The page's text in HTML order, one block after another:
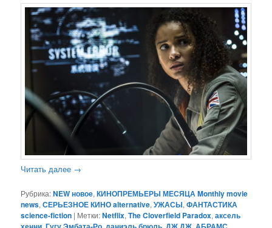
Читать далее →
Рубрика:NEW новое,КИНОПРЕМЬЕРЫ МЕСЯЦА Monthly movie
news,СЕРЬЕЗНОЕ КИНО alternative,УЖАСЫ,ФАНТАСТИКА
science-fiction | Метки:Netflix,The Cloverfield Paradox,аксель
,